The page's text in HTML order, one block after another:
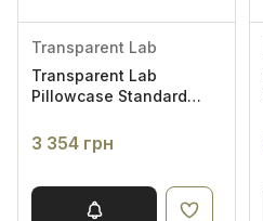
Transparent Lab
Transparent Lab
Pillowcase Standard
із зволожуючими та
антивіковими
3 354 грн